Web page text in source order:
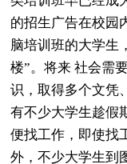
的招生广告在校园
脑培训班的大学生
楼”。将来 社会需
识，取得多个文凭
有不少大学生趁假
便找工作，即使找
外，不少大学生到